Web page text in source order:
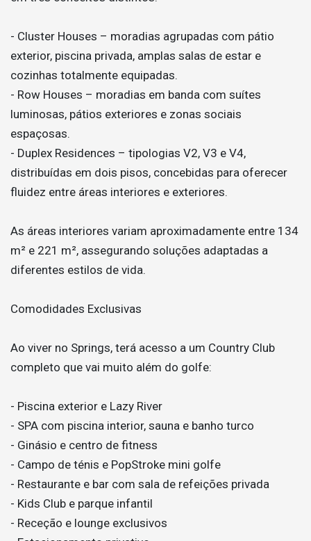
- Cluster Houses – moradias agrupadas com pátio
exterior, piscina privada, amplas salas de estar e
cozinhas totalmente equipadas.
- Row Houses – moradias em banda com suítes
luminosas, pátios exteriores e zonas sociais
espaçosas.
- Duplex Residences – tipologias V2, V3 e V4,
distribuídas em dois pisos, concebidas para oferecer
fluidez entre áreas interiores e exteriores.
As áreas interiores variam aproximadamente entre 134
m² e 221 m², assegurando soluções adaptadas a
diferentes estilos de vida.
Comodidades Exclusivas
Ao viver no Springs, terá acesso a um Country Club
completo que vai muito além do golfe:
- Piscina exterior e Lazy River
- SPA com piscina interior, sauna e banho turco
- Ginásio e centro de fitness
- Campo de ténis e PopStroke mini golfe
- Restaurante e bar com sala de refeições privada
- Kids Club e parque infantil
- Receção e lounge exclusivos